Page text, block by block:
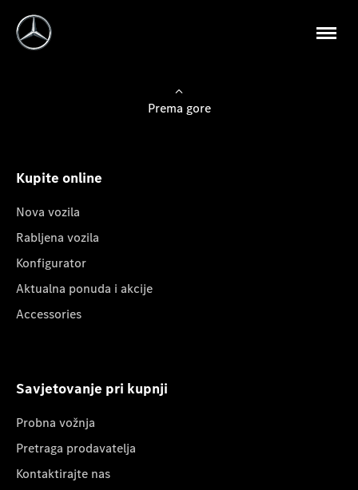
Prema gore
Kupite online
Nova vozila
Rabljena vozila
Konfigurator
Aktualna ponuda i akcije
Accessories
Savjetovanje pri kupnji
Probna vožnja
Pretraga prodavatelja
Kontaktirajte nas